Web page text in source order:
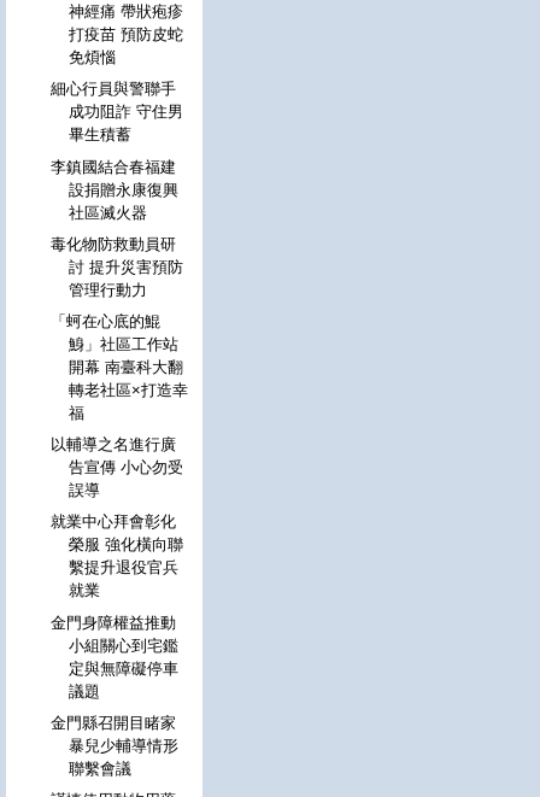
神經痛 帶狀疱疹
打疫苗 預防皮蛇
免煩惱
細心行員與警聯手
成功阻詐 守住男
畢生積蓄
李鎮國結合春福建
設捐贈永康復興
社區滅火器
毒化物防救動員研
討 提升災害預防
管理行動力
「蚵在心底的鯤
鯓」社區工作站
開幕 南臺科大翻
轉老社區×打造幸
福
以輔導之名進行廣
告宣傳 小心勿受
誤導
就業中心拜會彰化
榮服 強化橫向聯
繫提升退役官兵
就業
金門身障權益推動
小組關心到宅鑑
定與無障礙停車
議題
金門縣召開目睹家
暴兒少輔導情形
聯繫會議